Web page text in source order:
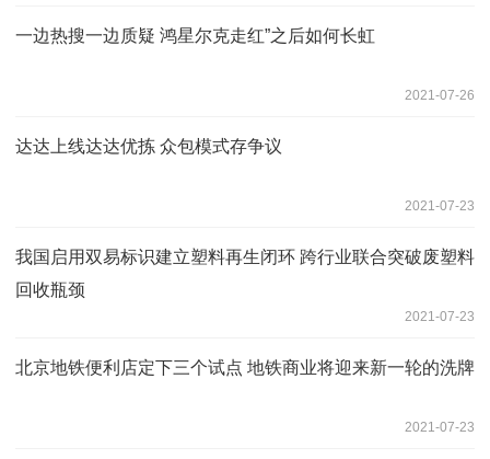
一边热搜一边质疑 鸿星尔克走红”之后如何长虹
2021-07-26
达达上线达达优拣 众包模式存争议
2021-07-23
我国启用双易标识建立塑料再生闭环 跨行业联合突破废塑料
回收瓶颈
2021-07-23
北京地铁便利店定下三个试点 地铁商业将迎来新一轮的洗牌
2021-07-23